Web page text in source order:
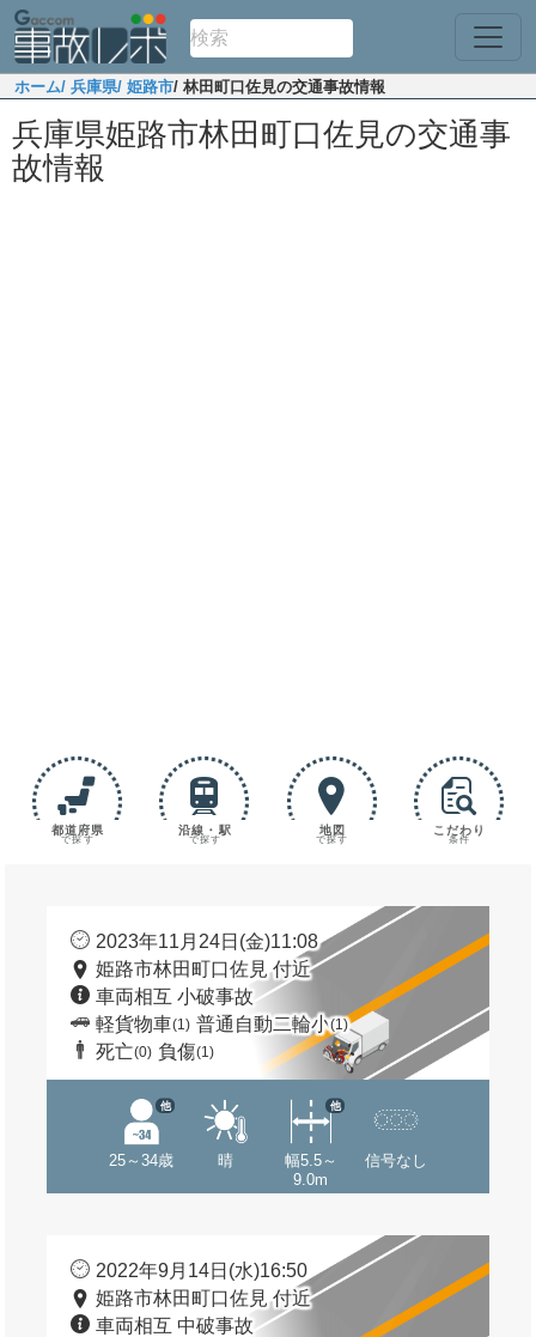
ホーム/ 兵庫県/ 姫路市/ 林田町口佐見の交通事故情報
兵庫県姫路市林田町口佐見の交通事
故情報
都道府県
で探す
沿線・駅
で探す
地図
で探す
こだわり
条件
2023年11月24日(金)11:08
姫路市林田町口佐見 付近
車両相互 小破事故
軽貨物車(1) 普通自動二輪小(1)
死亡(0) 負傷(1)
25～34歳
他
晴
幅5.5～
9.0m
他
信号なし
2022年9月14日(水)16:50
姫路市林田町口佐見 付近
車両相互 中破事故